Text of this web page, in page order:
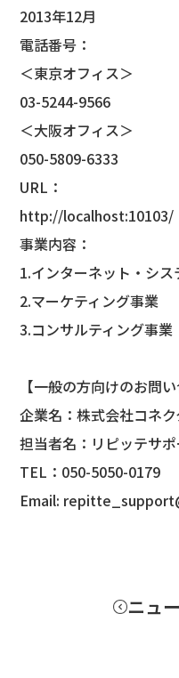
2013年12月
電話番号：
＜東京オフィス＞
03-5244-9566
＜大阪オフィス＞
050-5809-6333
URL：
http://localhost:10103/
事業内容：
1.インターネット・シス
2.マーケティング事業
3.コンサルティング事業
【一般の方向けのお問い
企業名：株式会社コネ
担当者名：リピッテサポ
TEL：050-5050-0179
Email:
ニュ